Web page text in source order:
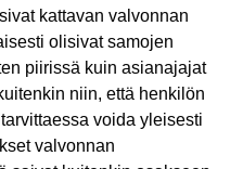
kattavan valvonnan
olisivat samojen
piirissä kuin asianajajat
niin, että henkilön
voida yleisesti
valvonnan